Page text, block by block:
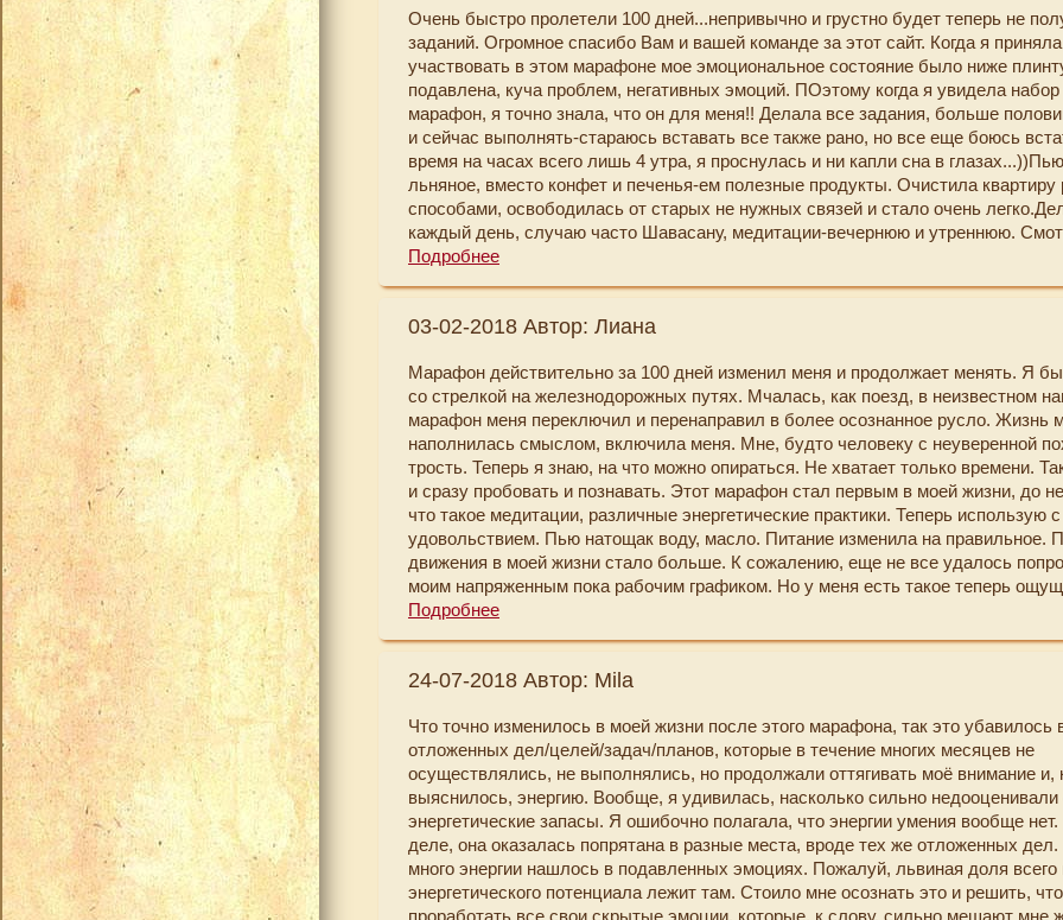
время много разных событий произошло, но в целом вектор моей жизни
позитивную сторону, хотя у меня и бывают моменты, когда я чувствую себя
потерянной (наверное, это переживают многие женщины в декретном отпуске),
завышенные ожидания не реализуются (это касается, как правило, мужа, но и
моей голове, и мне надо менять свое отношение к себе и к нему, тогда и в
поменяется. Над этим мне еще надо работать, буду возвращаться к уже
марафонам, где было много разных практик на эту тему). Мне очень
своей структурой, материалом и самими заданиями. Я уверена, что еще много
к статьям и заданиям, потому что, по сути, это такое мини-руководство к
создания гармонии в своей жизни. Очень благодарна Кате за все уже
за изменения в моей жизни, сознании, внутреннем мироощущении. Я очень рада,
случайно зашла сюда и уже несколько лет это мой любимый сайт. Катя, я
которых исполняются желания благодаря Вам!
Очень быстро пролетели 100 дней...непривычно и грустно будет теперь не
заданий. Огромное спасибо Вам и вашей команде за этот сайт. Когда я
участвовать в этом марафоне мое эмоциональное состояние было ниже
подавлена, куча проблем, негативных эмоций. ПОэтому когда я увидела набор
марафон, я точно знала, что он для меня!! Делала все задания, больше
и сейчас выполнять-стараюсь вставать все также рано, но все еще боюсь
время на часах всего лишь 4 утра, я проснулась и ни капли сна в
льняное, вместо конфет и печенья-ем полезные продукты. Очистила
способами, освободилась от старых не нужных связей и стало очень
каждый день, случаю часто Шавасану, медитации-вечернюю и утреннюю.
утро в окно и благодарю за этот прекрасный день, замечаю красивые вещи,
сегодняшнее состояние со всем нельзя сравнить с тем, что было 100 дней
Благодарю Вас еще раз и обязательно еще буду принимать участие в других
Подробнее
03-02-2018 Автор: Лиана
Марафон действительно за 100 дней изменил меня и продолжает менять. Я бы
со стрелкой на железнодорожных путях. Мчалась, как поезд, в неизвестном
марафон меня переключил и перенаправил в более осознанное русло. Жизнь
наполнилась смыслом, включила меня. Мне, будто человеку с неуверенной
трость. Теперь я знаю, на что можно опираться. Не хватает только времени.
и сразу пробовать и познавать. Этот марафон стал первым в моей жизни, до
что такое медитации, различные энергетические практики. Теперь использую
удовольствием. Пью натощак воду, масло. Питание изменила на правильное.
движения в моей жизни стало больше. К сожалению, еще не все удалось
моим напряженным пока рабочим графиком. Но у меня есть такое теперь
моей жизни есть - куда обращаться за помощью, за советом и поддержкой.
жизнь изменится и начнется по-настоящему. И вот - результат - жизнь к моему
инструментом , с помощью которого я и исполняю загаданное.
Подробнее
24-07-2018 Автор: Mila
Что точно изменилось в моей жизни после этого марафона, так это убавилось
отложенных дел/целей/задач/планов, которые в течение многих месяцев не
осуществлялись, не выполнялись, но продолжали оттягивать моё внимание и,
выяснилось, энергию. Вообще, я удивилась, насколько сильно недооценивали
энергетические запасы. Я ошибочно полагала, что энергии умения вообще
деле, она оказалась попрятана в разные места, вроде тех же отложенных
много энергии нашлось в подавленных эмоциях. Пожалуй, львиная доля всего
энергетического потенциала лежит там. Стоило мне осознать это и решить,
проработать все свои скрытые эмоции, которые, к слову, сильно мешают мне